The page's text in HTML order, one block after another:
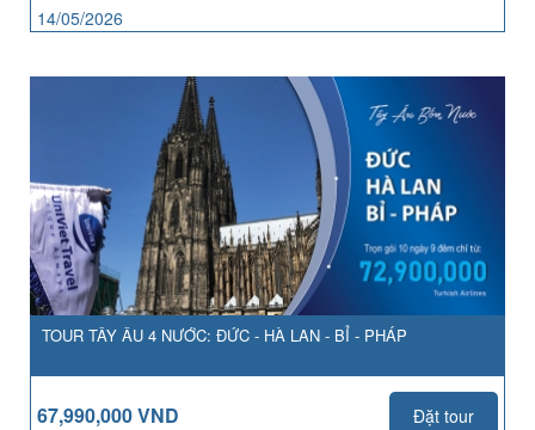
14/05/2026
TOUR TÂY ÂU 4 NƯỚC: ĐỨC - HÀ LAN - BỈ - PHÁP
67,990,000 VND
Đặt tour